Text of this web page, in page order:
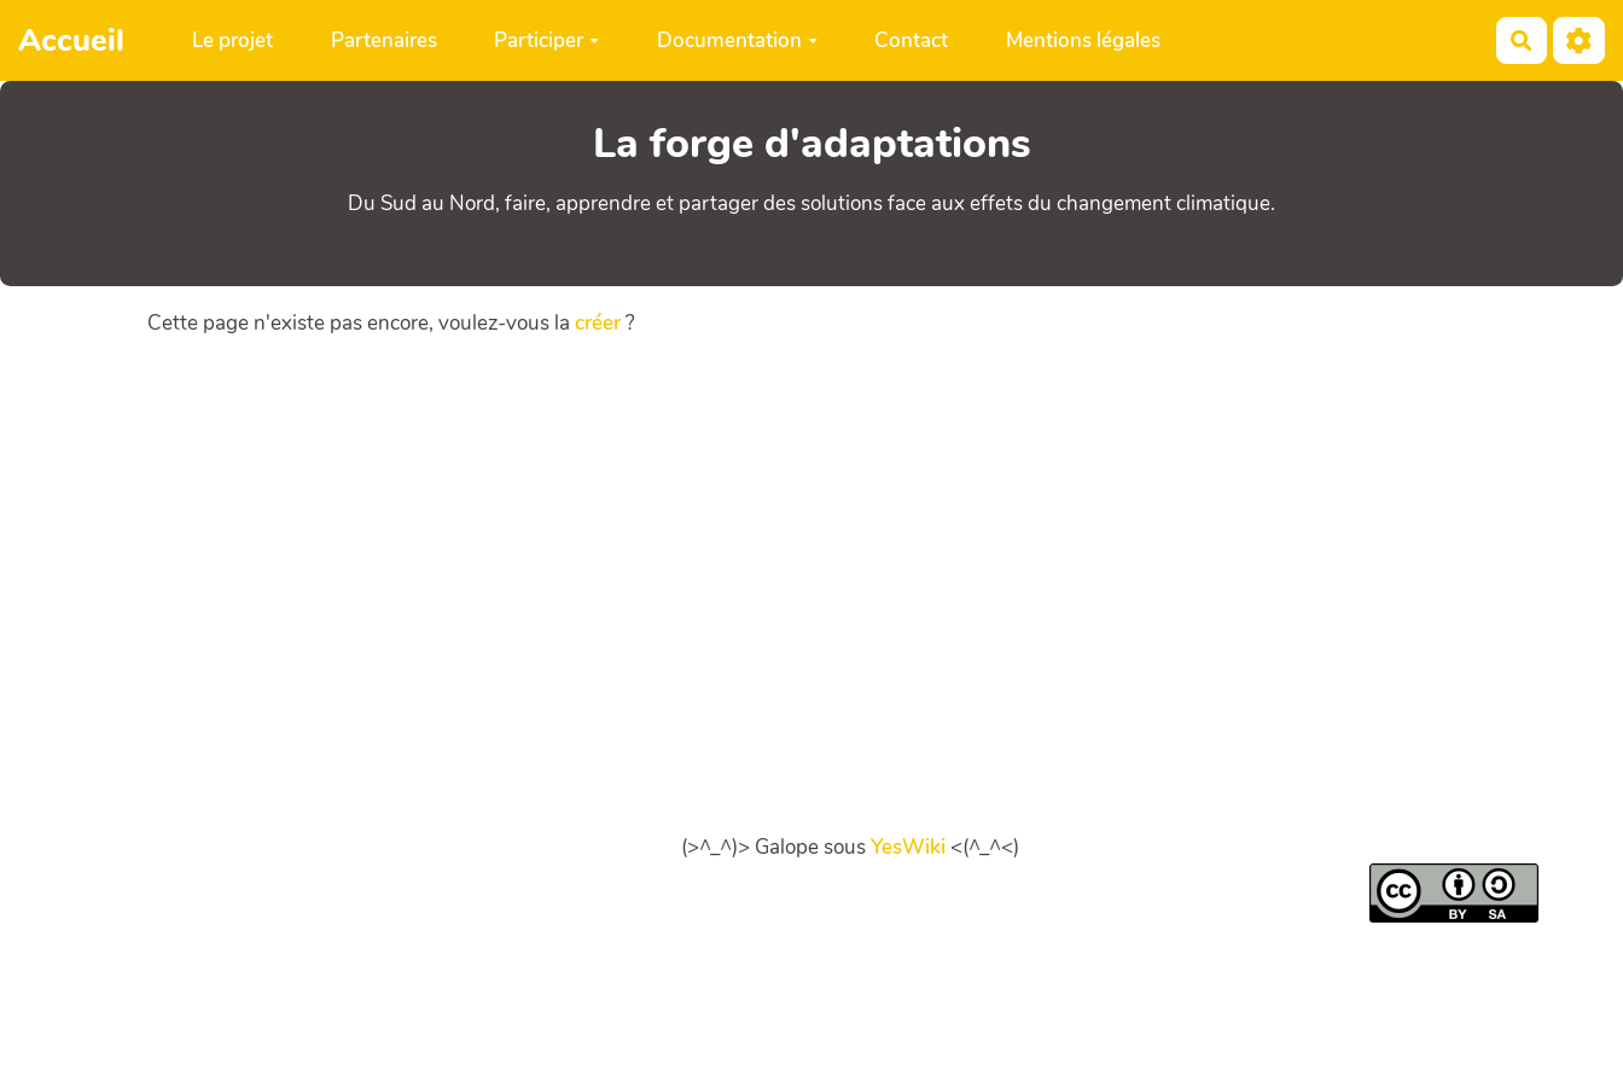
Aller au contenu principal
Accueil Le projet Partenaires Participer Documentation Contact Mentions légales
La forge d'adaptations
Du Sud au Nord, faire, apprendre et partager des solutions face aux effets du changement climatique.
Cette page n'existe pas encore, voulez-vous la créer?
(>^_^)> Galope sousYesWiki <(^_^<)